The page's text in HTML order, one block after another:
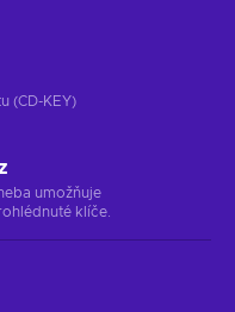
(CD-KEY)
umožňuje
klíče.